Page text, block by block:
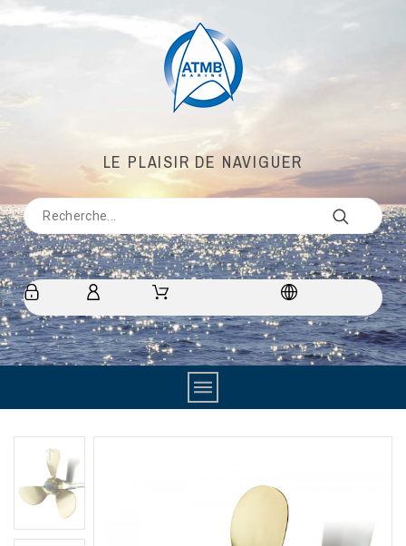
LE PLAISIR DE NAVIGUER